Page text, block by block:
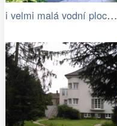
i velmi malá vodní plocha oživí zahradu